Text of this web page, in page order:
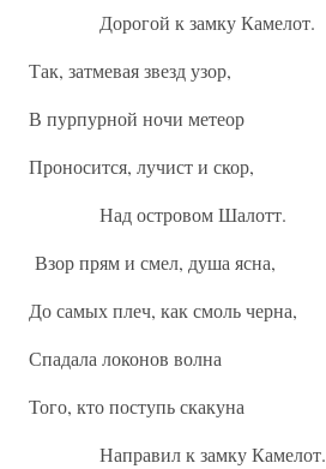
Дорогой к замку Камелот.
Так, затмевая звезд узор,
В пурпурной ночи метеор
Проносится, лучист и скор,
Над островом Шалотт.
Взор прям и смел, душа ясна,
До самых плеч, как смоль черна,
Спадала локонов волна
Того, кто поступь скакуна
Направил к замку Камелот.